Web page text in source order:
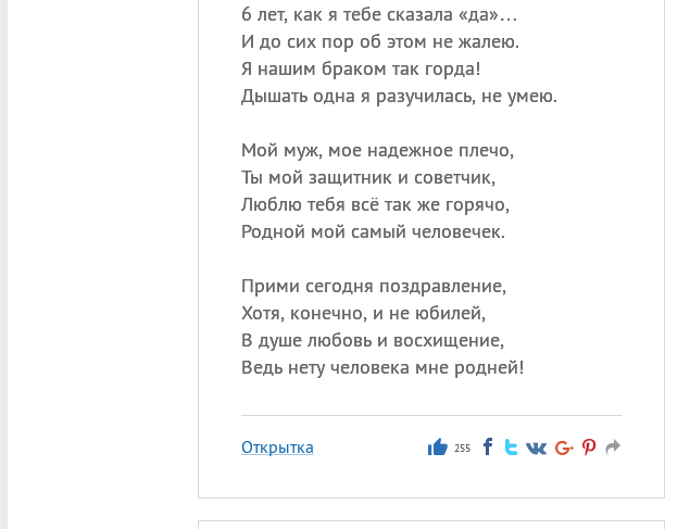
6 лет, как я тебе сказала «да»…
И до сих пор об этом не жалею.
Я нашим браком так горда!
Дышать одна я разучилась, не умею.
Мой муж, мое надежное плечо,
Ты мой защитник и советчик,
Люблю тебя всё так же горячо,
Родной мой самый человечек.
Прими сегодня поздравление,
Хотя, конечно, и не юбилей,
В душе любовь и восхищение,
Ведь нету человека мне родней!
Открытка 255